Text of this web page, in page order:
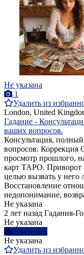
Не указана
1
Удалить из
London, United
Гадание -
ваших вопросов.
Консультация,
вопросов. Коррекция
просмотр прошлого,
карт ТАРО. Приворот -
целью вызвать у него
Восстановление
недопонимание,
Не указана
2 лет назад Гадания-
Не указана
Написать
Не указана
Удалить из